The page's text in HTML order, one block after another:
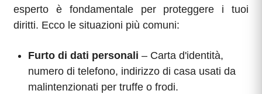
esperto è fondamentale per proteggere i tuoi
diritti. Ecco le situazioni più comuni:
Furto di dati personali – Carta d'identità,
numero di telefono, indirizzo di casa usati da
malintenzionati per truffe o frodi.